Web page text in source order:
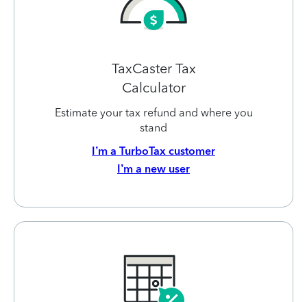
TaxCaster Tax
Calculator
Estimate your tax refund and where you
stand
I’m a TurboTax customer
I’m a new user